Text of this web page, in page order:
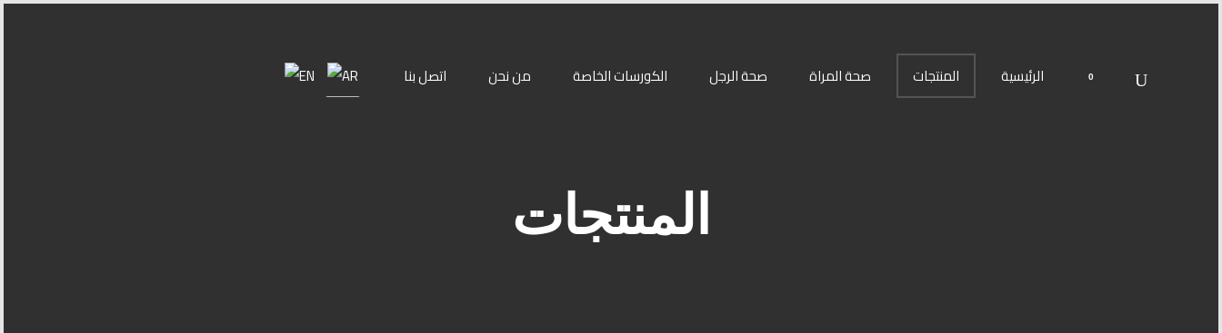
0 الرئيسية المنتجات صحة المراة صحة الرجل الكورسات الخاصة من نحن اتصل بنا
المنتجات